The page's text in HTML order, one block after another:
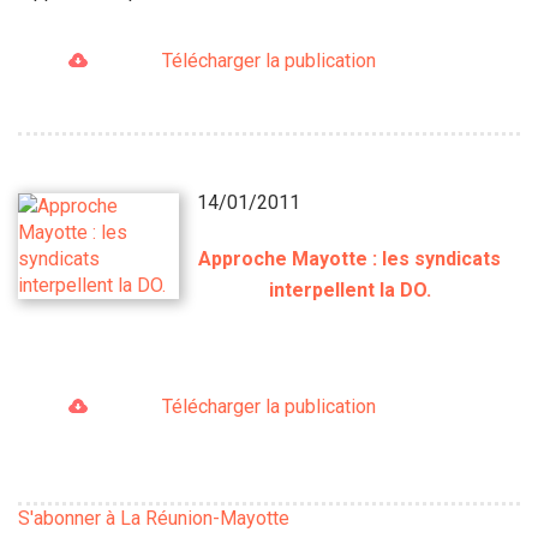
Télécharger la publication
14/01/2011
Approche Mayotte : les syndicats
interpellent la DO.
Télécharger la publication
S'abonner à La Réunion-Mayotte